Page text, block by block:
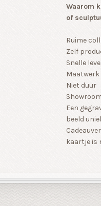
Waarom
of
Ruime
Zelf
Snelle
Niet duur
Showroom
Een
beeld
kaartje is